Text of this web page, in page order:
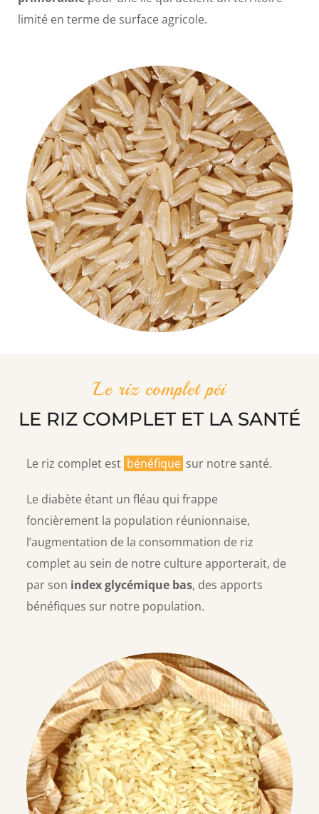
limité en terme de surface agricole.
Le riz complet péi
LE RIZ COMPLET ET LA SANTÉ
Le riz complet est bénéfique sur notre santé.
Le diabète étant un fléau qui frappe
foncièrement la population réunionnaise,
l’augmentation de la consommation de riz
complet au sein de notre culture apporterait, de
par son index glycémique bas, des apports
bénéfiques sur notre population.